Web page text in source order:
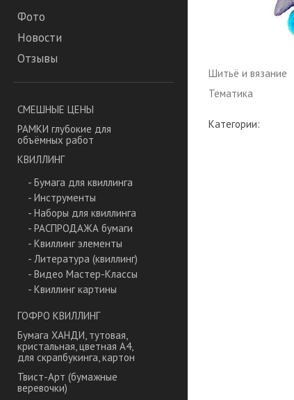
Фото
Новости
Отзывы
СМЕШНЫЕ ЦЕНЫ
РАМКИ глубокие для
объёмных работ
КВИЛЛИНГ
- Бумага для квиллинга
- Инструменты
- Наборы для квиллинга
- РАСПРОДАЖА бумаги
- Квиллинг элементы
- Литература (квиллинг)
- Видео Мастер-Классы
- Квиллинг картины
ГОФРО КВИЛЛИНГ
Бумага ХАНДИ, тутовая,
кристальная, цветная А4,
для скрапбукинга, картон
Твист-Арт (бумажные
веревочки)
Шитьё и вязание
Тематика
Категории: